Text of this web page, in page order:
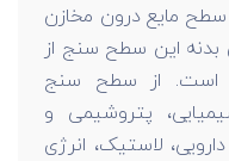
مایع درون مخازن
بدنه این سطح سنج از
است. از سطح سنج
پتروشیمی و
لاستیک، انرژی